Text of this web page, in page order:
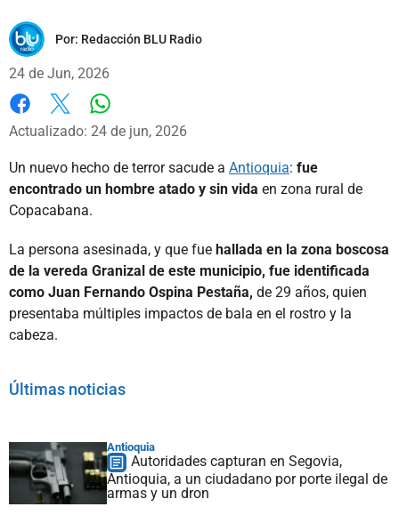
Por: Redacción BLU Radio
24 de Jun, 2026
Facebook
X
Actualizado: 24 de jun, 2026
Un nuevo hecho de terror sacude a Antioquia: fue
encontrado un hombre atado y sin vida en zona rural de
Copacabana.
La persona asesinada, y que fue hallada en la zona boscosa
de la vereda Granizal de este municipio, fue identificada
como Juan Fernando Ospina Pestaña, de 29 años, quien
presentaba múltiples impactos de bala en el rostro y la
cabeza.
Últimas noticias
Antioquia
Autoridades capturan en Segovia,
Antioquia, a un ciudadano por porte ilegal de
armas y un dron